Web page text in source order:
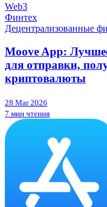
Web3
Финтех
Децентрализованные
Moove App:
для отправки,
криптовалюты
28 Mar 2026
7 мин чтения